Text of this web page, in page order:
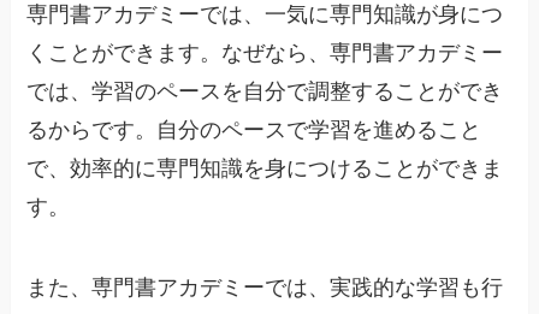
専門書アカデミーでは、一気に専門知識が身につ
くことができます。なぜなら、専門書アカデミー
では、学習のペースを自分で調整することができ
るからです。自分のペースで学習を進めること
で、効率的に専門知識を身につけることができま
す。
また、専門書アカデミーでは、実践的な学習も行